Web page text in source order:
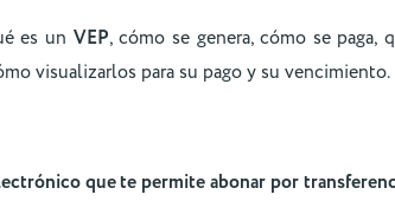
es un VEP, cómo se genera, cómo se paga,
visualizarlos para su pago y su vencimiento.
que te permite abonar por